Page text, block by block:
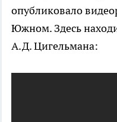
опубликовало
Южном. Здесь
А.Д. Цигельмана: